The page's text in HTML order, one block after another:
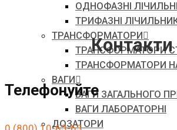
ОДНОФАЗНІ
ТРИФАЗНІ
ТРАНСФОРМАТОРИ
ТРАНСФОРМАТОРИ
ТРАНСФОРМАТОРИ
ВАГИ
ВАГИ ЗАГАЛЬНОГО
ВАГИ ЛАБОРАТОРНІ
ДОЗАТОРИ
Контакти
Телефонуйте